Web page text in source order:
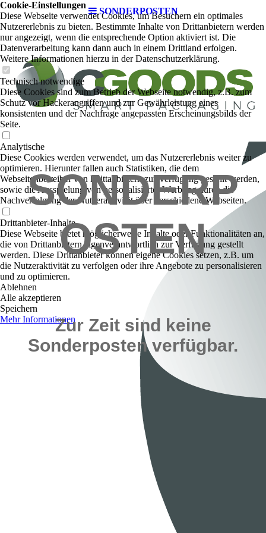
SONDERPOSTEN
SONDERP
OSTEN
Zur Zeit sind keine
Sonderposten verfügbar.
Cookie-Einstellungen
Diese Webseite verwendet Cookies, um Besuchern ein optimales
Nutzererlebnis zu bieten. Bestimmte Inhalte von Drittanbietern werden
nur angezeigt, wenn die entsprechende Option aktiviert ist. Die
Datenverarbeitung kann dann auch in einem Drittland erfolgen.
Weitere Informationen hierzu in der Datenschutzerklärung.
Technisch notwendige
Diese Cookies sind zum Betrieb der Webseite notwendig, z.B. zum
Schutz vor Hackerangriffen und zur Gewährleistung eines
konsistenten und der Nachfrage angepassten Erscheinungsbilds der
Seite.
Analytische
Diese Cookies werden verwendet, um das Nutzererlebnis weiter zu
optimieren. Hierunter fallen auch Statistiken, die dem
Webseitenbetreiber von Drittanbietern zur Verfügung gestellt werden,
sowie die Ausspielung von personalisierter Werbung durch die
Nachverfolgung der Nutzeraktivität über verschiedene Webseiten.
Drittanbieter-Inhalte
Diese Webseite bietet möglicherweise Inhalte oder Funktionalitäten an,
die von Drittanbietern eigenverantwortlich zur Verfügung gestellt
werden. Diese Drittanbieter können eigene Cookies setzen, z.B. um
die Nutzeraktivität zu verfolgen oder ihre Angebote zu personalisieren
und zu optimieren.
Ablehnen
Alle akzeptieren
Speichern
Mehr Informationen